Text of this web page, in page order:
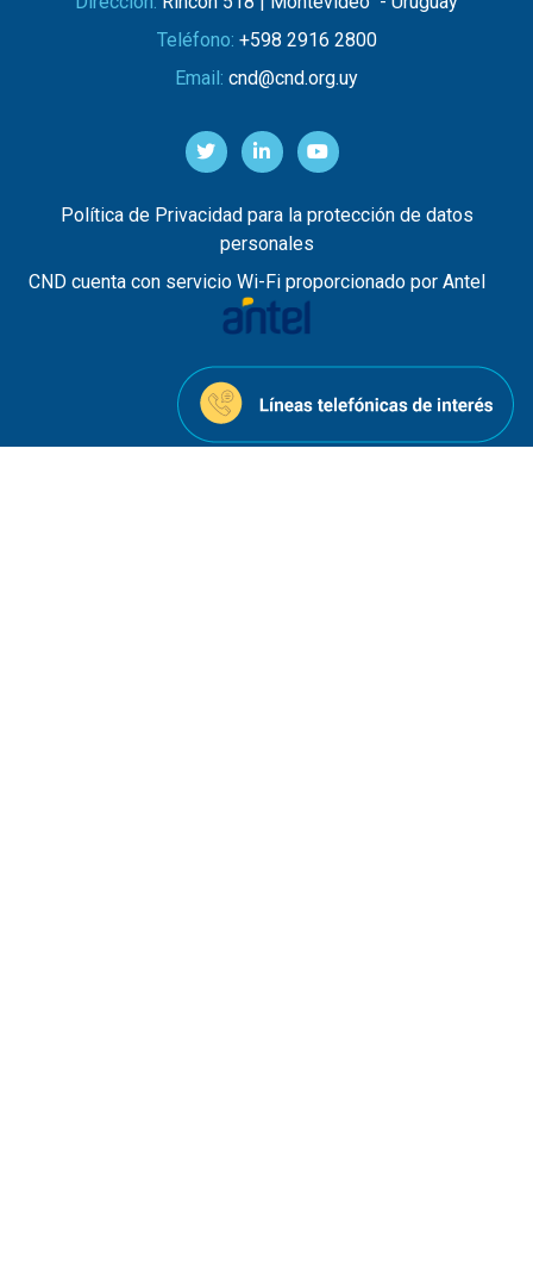
Teléfono: +598 2916 2800
Email: cnd@cnd.org.uy
Política de Privacidad para la protección de datos
personales
CND cuenta con servicio Wi-Fi proporcionado por Antel